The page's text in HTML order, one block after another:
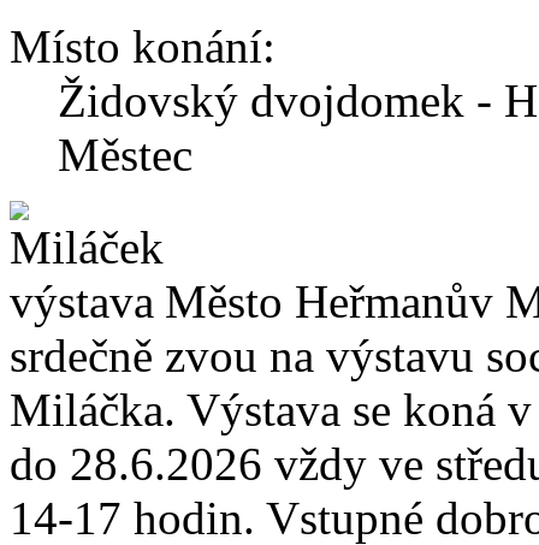
Místo konání:
Židovský dvojdomek -
Městec
Město Heřmanův
srdečně zvou na výstavu
Miláčka. Výstava se koná
do 28.6.2026 vždy ve
14-17 hodin. Vstupné